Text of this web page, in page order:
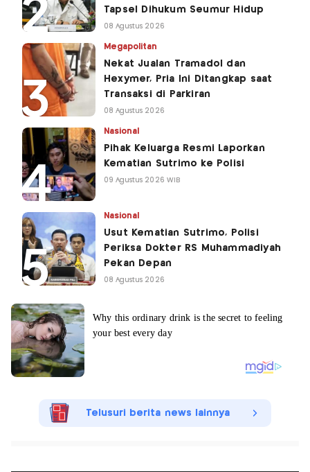
Tapsel Dihukum Seumur Hidup
08 Agustus 2026
Megapolitan
Nekat Jualan Tramadol dan
Hexymer, Pria Ini Ditangkap saat
Transaksi di Parkiran
08 Agustus 2026
Nasional
Pihak Keluarga Resmi Laporkan
Kematian Sutrimo ke Polisi
09 Agustus 2026 WIB
Nasional
Usut Kematian Sutrimo, Polisi
Periksa Dokter RS Muhammadiyah
Pekan Depan
08 Agustus 2026
Telusuri berita news lainnya